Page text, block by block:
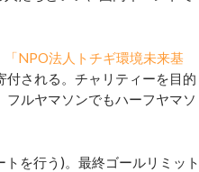
「NPO法人トチギ環境未来基
付される。チャリティーを目的
ルヤマソンでもハーフヤマソ
を行う)。最終ゴールリミット